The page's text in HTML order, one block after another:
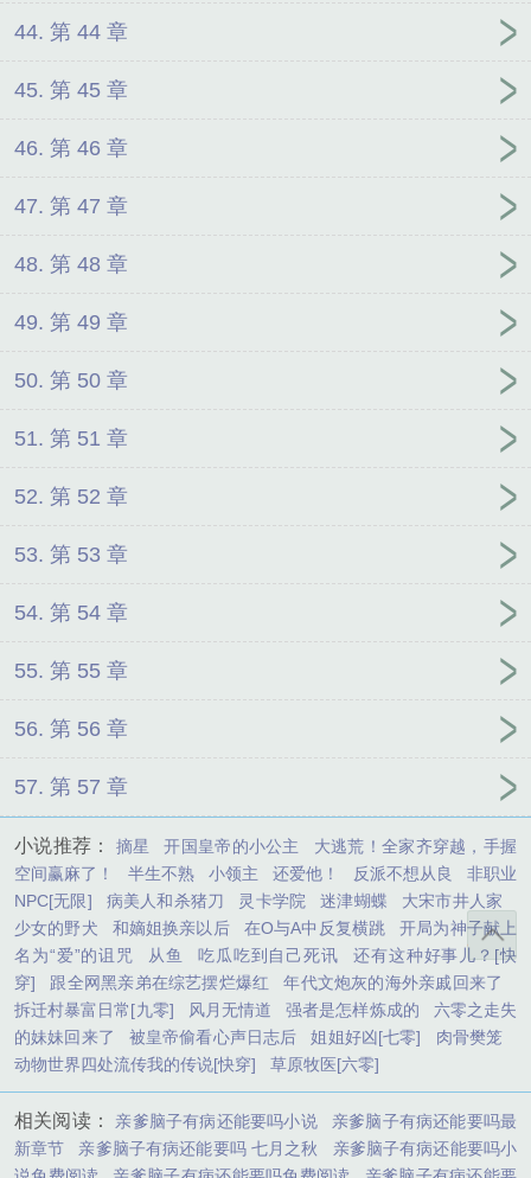
44. 第 44 章
45. 第 45 章
46. 第 46 章
47. 第 47 章
48. 第 48 章
49. 第 49 章
50. 第 50 章
51. 第 51 章
52. 第 52 章
53. 第 53 章
54. 第 54 章
55. 第 55 章
56. 第 56 章
57. 第 57 章
小说推荐： 摘星 开国皇帝的小公主
大逃荒！全家齐穿越，手握
空间赢麻了！
半生不熟 小领主 还爱他！ 反派不想从良
非职业
NPC[无限]
病美人和杀猪刀 灵卡学院 迷津蝴蝶
大宋市井人家
少女的野犬
和嫡姐换亲以后 在O与A中反复横跳
开局为神子献上
名为“爱”的诅咒
从鱼 吃瓜吃到自己死讯
还有这种好事儿？[快
穿]
跟全网黑亲弟在综艺摆烂爆红
年代文炮灰的海外亲戚回来了
拆迁村暴富日常[九零]
风月无情道 强者是怎样炼成的
六零之走失
的妹妹回来了
被皇帝偷看心声日志后 姐姐好凶[七零]
肉骨樊笼
动物世界四处流传我的传说[快穿]
草原牧医[六零]
相关阅读： 亲爹脑子有病还能要吗小说
亲爹脑子有病还能要吗最
新章节
亲爹脑子有病还能要吗 七月之秋
亲爹脑子有病还能要吗小